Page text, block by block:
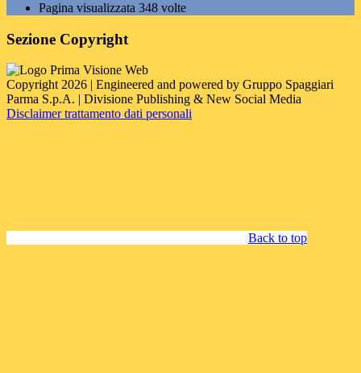
Pagina visualizzata 348 volte
Sezione Copyright
Copyright 2026 | Engineered and powered by Gruppo Spaggiari
Parma S.p.A. | Divisione Publishing & New Social Media
Disclaimer trattamento dati personali
Back to top